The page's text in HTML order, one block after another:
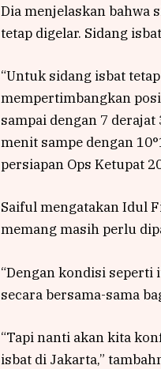
Dia menjelaskan bahwa
tetap digelar. Sidang
“Untuk sidang isbat
mempertimbangkan
sampai dengan 7
menit sampe dengan
persiapan Ops Ketupat
Saiful mengatakan Idul
memang masih perlu
“Dengan kondisi
secara bersama-sama
“Tapi nanti akan kita
isbat di Jakarta,”